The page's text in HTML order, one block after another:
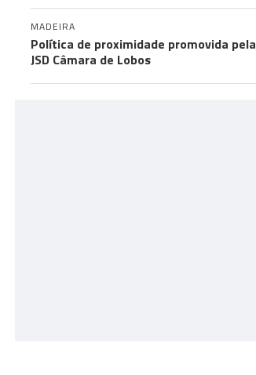
MADEIRA
Política de proximidade promovida pela
JSD Câmara de Lobos